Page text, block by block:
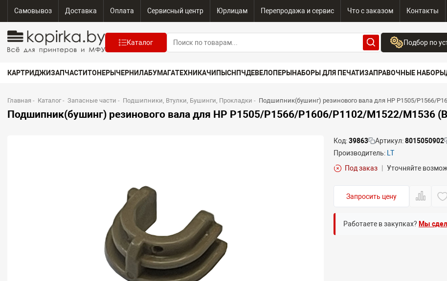
Самовывоз Доставка Оплата Сервисный центр Юрлицам Перепродажа и сервис Что с заказом Контакты
Каталог Подбор по
Выберите бренд
КАРТРИДЖИЗАПЧАСТИТОНЕРЫ ЧЕРНИЛАБУМАГАТЕХНИКАЧИПЫСНПЧДЕВЕЛОПЕРЫ НАБОРЫ ДЛЯ ПЕЧАТИЗАПРАВОЧНЫЕ НАБОРЫ
Главная - Каталог - Запасные части - Подшипники, Втулки, Бушинги, Прокладки - Подшипник(бушинг) резинового вала для HP P1505/P1566/
Подшипник(бушинг) резинового вала для HP P1505/P1566/P1606/P1102/M1522/M1536
Код:39863 Артикул:8015050902
Производитель: LT
Под заказ
Уточняйте
Запросить цену
Работаете в закупках? Мы